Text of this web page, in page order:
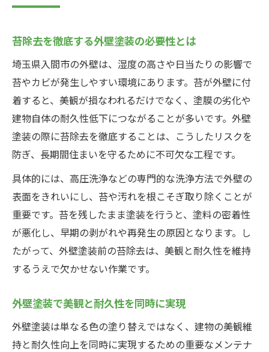
苔除去を徹底する外壁塗装の必要性とは
埼玉県入間市の外壁は、湿度の高さや日当たりの影響で
苔やカビが発生しやすい環境にあります。苔が外壁に付
着すると、美観が損なわれるだけでなく、塗膜の劣化や
建物自体の耐久性低下につながることが多いです。外壁
塗装の際に苔除去を徹底することは、こうしたリスクを
防ぎ、長期間住まいを守るために不可欠な工程です。
具体的には、高圧洗浄などの専門的な洗浄方法で外壁の
表面をきれいにし、苔や汚れを根こそぎ取り除くことが
重要です。苔を残したまま塗装を行うと、塗料の密着性
が悪化し、早期の剥がれや再発生の原因となります。し
たがって、外壁塗装前の苔除去は、美観と耐久性を維持
するうえで欠かせない作業です。
外壁塗装で美観と耐久性を同時に実現
外壁塗装は単なる色の塗り替えではなく、建物の美観維
持と耐久性向上を同時に実現するための重要なメンテナ